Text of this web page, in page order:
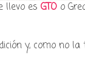
llevo es GTO o
y, como no